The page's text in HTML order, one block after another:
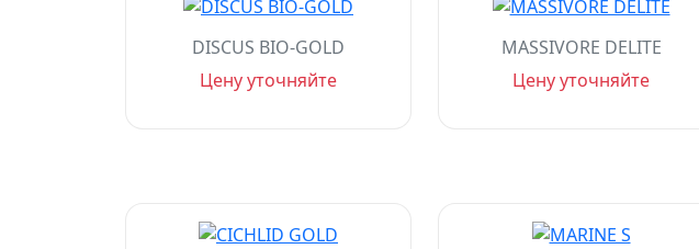
DISCUS BIO-GOLD
Цену уточняйте
MASSIVORE DELITE
Цену уточняйте